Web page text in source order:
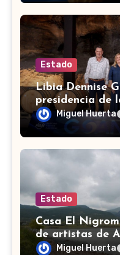
Estado
Libia Dennise
presidencia de
de
Miguel Huerta
Estado
Casa El
de artistas de
Pandillero
Miguel Huerta